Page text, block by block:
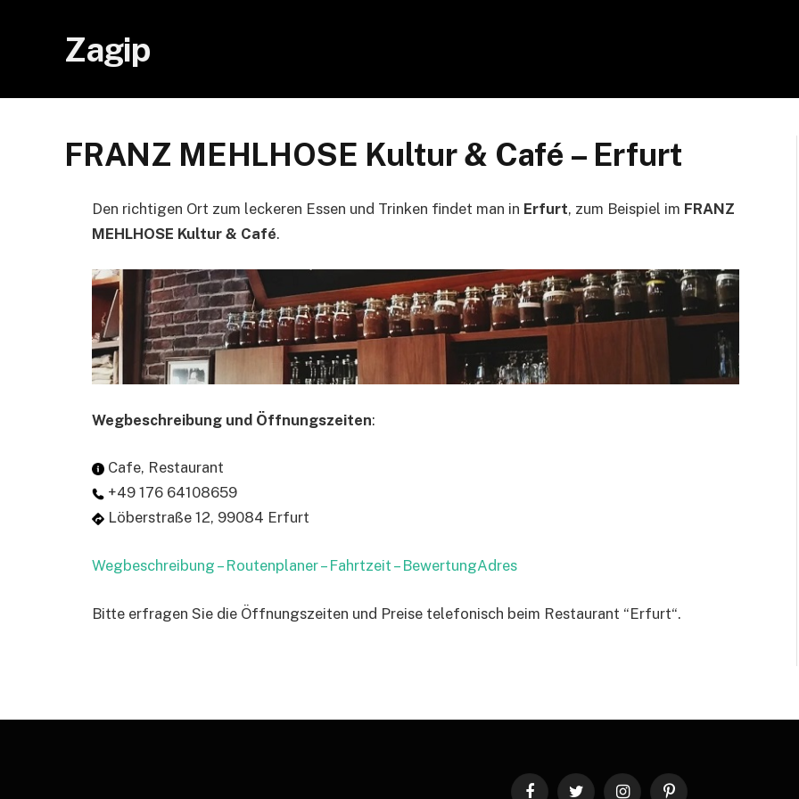
Zagip
FRANZ MEHLHOSE Kultur & Café – Erfurt
Den richtigen Ort zum leckeren Essen und Trinken findet man in Erfurt, zum Beispiel im FRANZ
MEHLHOSE Kultur & Café.
Wegbeschreibung und Öffnungszeiten:
Cafe, Restaurant
+49 176 64108659
Löberstraße 12, 99084 Erfurt
Wegbeschreibung – Routenplaner – Fahrtzeit – BewertungAdres
Bitte erfragen Sie die Öffnungszeiten und Preise telefonisch beim Restaurant “Erfurt“.